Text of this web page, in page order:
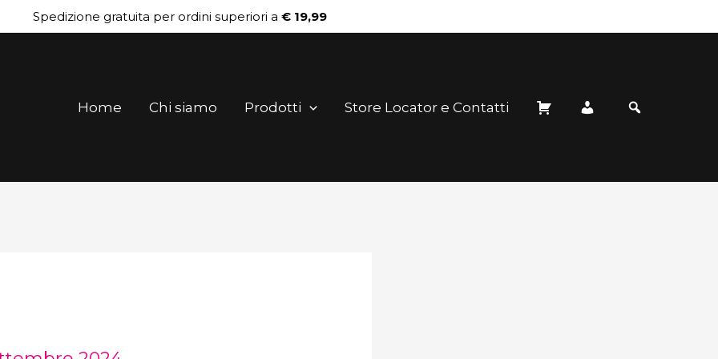
Spedizione gratuita per ordini superiori a € 19,99
Home Chi siamo Prodotti Store Locator e Contatti